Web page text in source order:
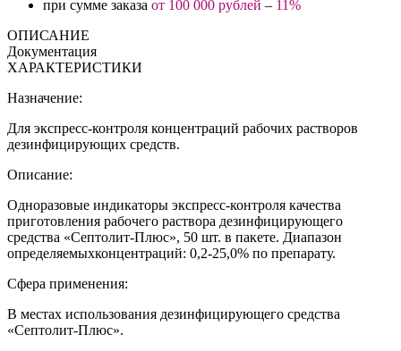
при сумме заказа от 100 000 рублей – 11%
ОПИСАНИЕ
Документация
ХАРАКТЕРИСТИКИ
Назначение:
Для экспресс-контроля концентраций рабочих растворов
дезинфицирующих средств.
Описание:
Одноразовые индикаторы экспресс-контроля качества
приготовления рабочего раствора дезинфицирующего
средства «Септолит-Плюс», 50 шт. в пакете. Диапазон
определяемыхконцентраций: 0,2-25,0% по препарату.
Сфера применения:
В местах использования дезинфицирующего средства
«Септолит-Плюс».